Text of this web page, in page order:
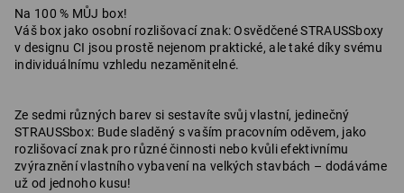
Na 100 % MŮJ box!
Váš box jako osobní rozlišovací znak: Osvědčené STRAUSSboxy
v designu CI jsou prostě nejenom praktické, ale také díky svému
individuálnímu vzhledu nezaměnitelné.
Ze sedmi různých barev si sestavíte svůj vlastní, jedinečný
STRAUSSbox: Bude sladěný s vaším pracovním oděvem, jako
rozlišovací znak pro různé činnosti nebo kvůli efektivnímu
zvýraznění vlastního vybavení na velkých stavbách – dodáváme
už od jednoho kusu!